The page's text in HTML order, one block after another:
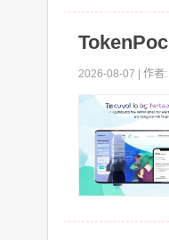
2026-08-07 | 作者: